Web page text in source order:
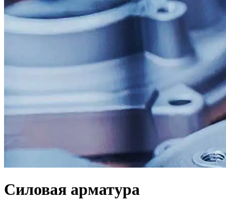
Силовая арматура